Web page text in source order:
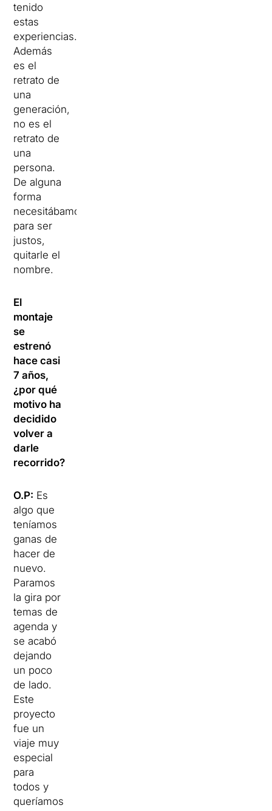
tenido
estas
experiencias.
Además
es el
retrato de
una
generación,
no es el
retrato de
una
persona.
De alguna
forma
necesitábamos,
para ser
justos,
quitarle el
nombre.
El
montaje
se
estrenó
hace casi
7 años,
¿por qué
motivo ha
decidido
volver a
darle
recorrido?
O.P: Es
algo que
teníamos
ganas de
hacer de
nuevo.
Paramos
la gira por
temas de
agenda y
se acabó
dejando
un poco
de lado.
Este
proyecto
fue un
viaje muy
especial
para
todos y
queríamos